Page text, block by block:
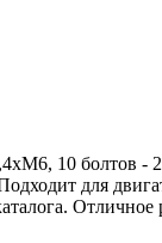
10 болтов
для